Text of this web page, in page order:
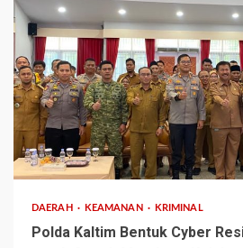
2 min read
DAERAH KEAMANAN KRIMINAL
Polda Kaltim Bentuk Cyber